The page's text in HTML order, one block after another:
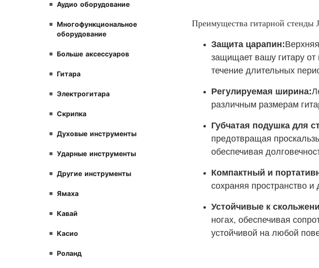
Аудио оборудование
Многофункциональное
оборудование
Больше аксессуаров
Гитара
Электрогитара
Скрипка
Духовые инструменты
Ударные инструменты
Другие инструменты
Ямаха
Кавай
Касио
Роланд